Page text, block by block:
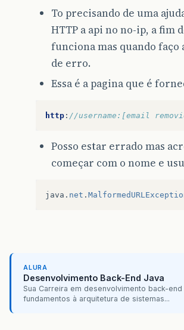
To precisando de uma
HTTP a api no no-ip, a fim
funciona mas quando
de erro.
Essa é a pagina que é
http : //username:[email
Posso estar errado mas
começar com o nome e
java . net .
ALURA
Desenvolvimento Back-End Java
Sua Carreira em desenvolvimento back-end
fundamentos à arquitetura de sistemas...